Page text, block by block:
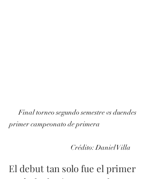
Final torneo segundo semestre vs duendes
primer campeonato de primera
                               Crédito: Daniel Villa
El debut tan solo fue el primer